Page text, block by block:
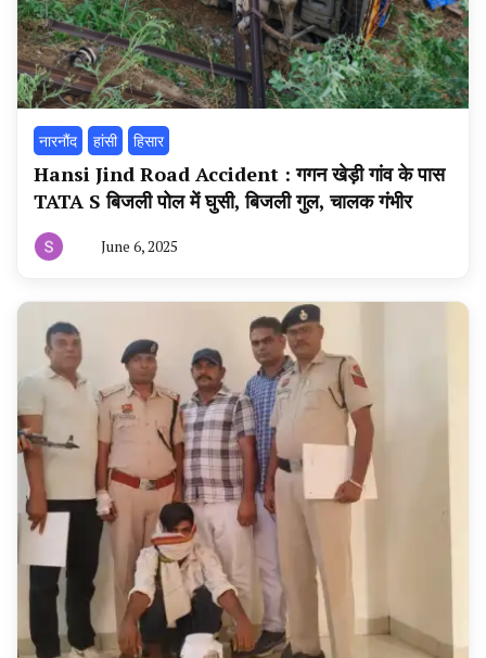
नारनौंद हांसी हिसार
Hansi Jind Road Accident : गगन खेड़ी गांव के पास
TATA S बिजली पोल में घुसी, बिजली गुल, चालक गंभीर
टूडे
June 6, 2025